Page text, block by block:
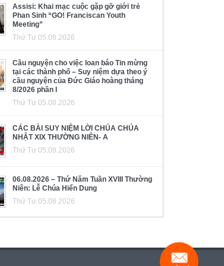
Assisi: Khai mạc cuộc gặp gỡ giới trẻ
Phan Sinh “GO! Franciscan Youth
Meeting”
Thứ Tư 05.08.2026
Cầu nguyện cho việc loan báo Tin mừng
tại các thành phố – Suy niệm dựa theo ý
cầu nguyện của Đức Giáo hoàng tháng
8/2026 phần I
Thứ Tư 05.08.2026
CÁC BÀI SUY NIỆM LỜI CHÚA CHÚA
NHẬT XIX THƯỜNG NIÊN- A
Thứ Tư 05.08.2026
06.08.2026 – Thứ Năm Tuần XVIII Thường
Niên: Lễ Chúa Hiển Dung
Thứ Tư 05.08.2026